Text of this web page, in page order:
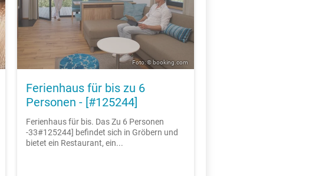
Foto: © booking.com
Ferienhaus für bis zu 6
Personen - [#125244]
Ferienhaus für bis. Das Zu 6 Personen
-33#125244] befindet sich in Gröbern und
bietet ein Restaurant, ein...